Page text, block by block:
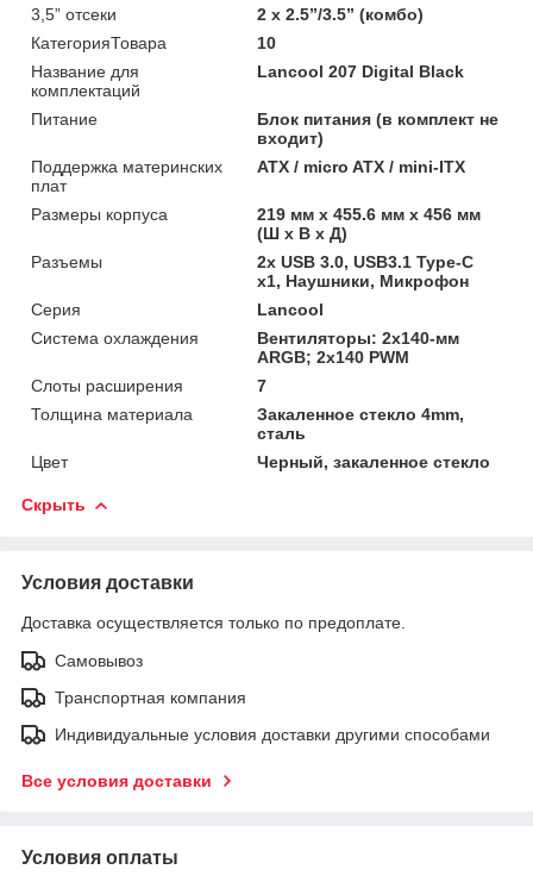
3,5” отсеки
2 x 2.5”/3.5” (комбо)
КатегорияТовара
10
Название для
комплектаций
Lancool 207 Digital Black
Питание
Блок питания (в комплект не
входит)
Поддержка материнских
плат
ATX / micro ATX / mini-ITX
Размеры корпуса
219 мм х 455.6 мм х 456 мм
(Ш x В x Д)
Разъемы
2x USB 3.0, USB3.1 Type-C
x1, Наушники, Микрофон
Серия
Lancool
Система охлаждения
Вентиляторы: 2х140-мм
ARGB; 2х140 PWM
Слоты расширения
7
Толщина материала
Закаленное стекло 4mm,
сталь
Цвет
Черный, закаленное стекло
Скрыть
Условия доставки
Доставка осуществляется только по предоплате.
Самовывоз
Транспортная компания
Индивидуальные условия доставки другими способами
Все условия доставки
Условия оплаты